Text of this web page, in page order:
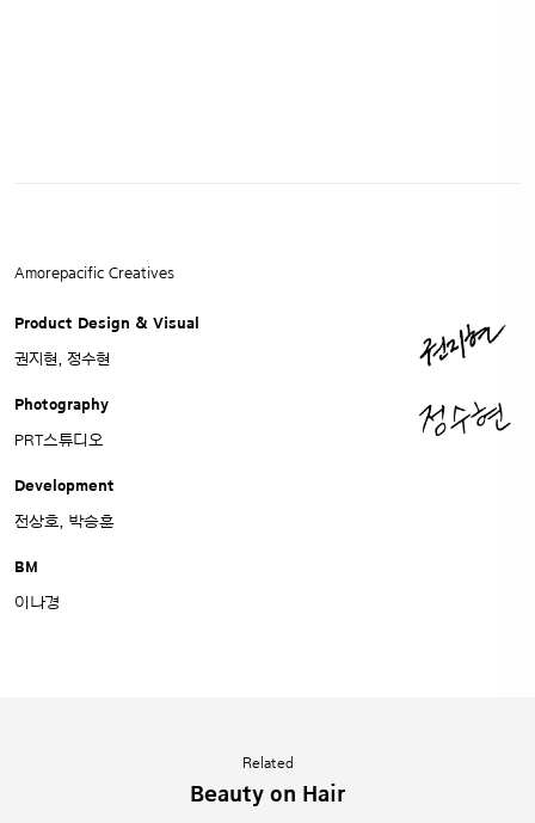
Amorepacific Creatives
Product Design & Visual
권지현, 정수현
Photography
PRT스튜디오
Development
전상호, 박승훈
BM
이나경
Related
Beauty on Hair